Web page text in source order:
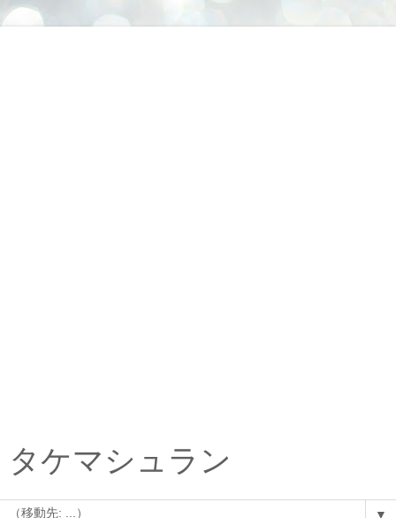
タケマシュラン
▼